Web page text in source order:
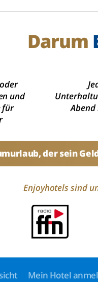
Darum
und
für
der sein
Enjoyhotels sind
Mein Hotel